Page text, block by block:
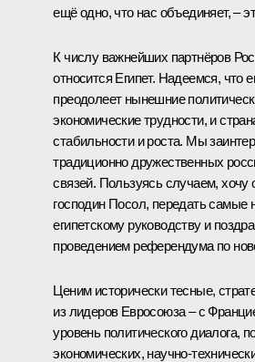
ещё одно, что нас объединяет, –
К числу важнейших партнёров
относится Египет. Надеемся, что
преодолеет нынешние
экономические трудности, и
стабильности и роста. Мы
традиционно дружественных
связей. Пользуясь случаем, хочу
господин Посол, передать самые
египетскому руководству и
проведением референдума по
Ценим исторически тесные,
из лидеров Евросоюза – с
уровень политического диалога,
экономических, научно-